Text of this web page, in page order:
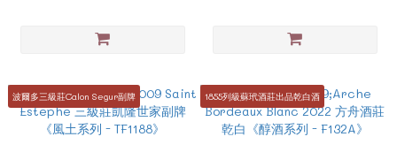
波爾多三級莊Calon Segur副牌 1855列級蘇玳酒莊出品乾白酒